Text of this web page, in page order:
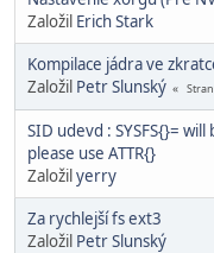
Založil Erich Stark
Kompilace jádra ve
Založil Petr Slunský Stran
SID udevd : SYSFS{}=
please use ATTR{}
Založilyerry
Za rychlejší fs ext3
Založil Petr Slunský